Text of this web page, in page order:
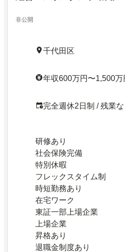
非公開
千代田区
年収600万円〜1,500万
完全週休2日制 / 残業な
研修あり
社会保険完備
特別休暇
フレックスタイム制
時短勤務あり
在宅ワーク
東証一部上場企業
上場企業
昇格あり
退職金制度あり